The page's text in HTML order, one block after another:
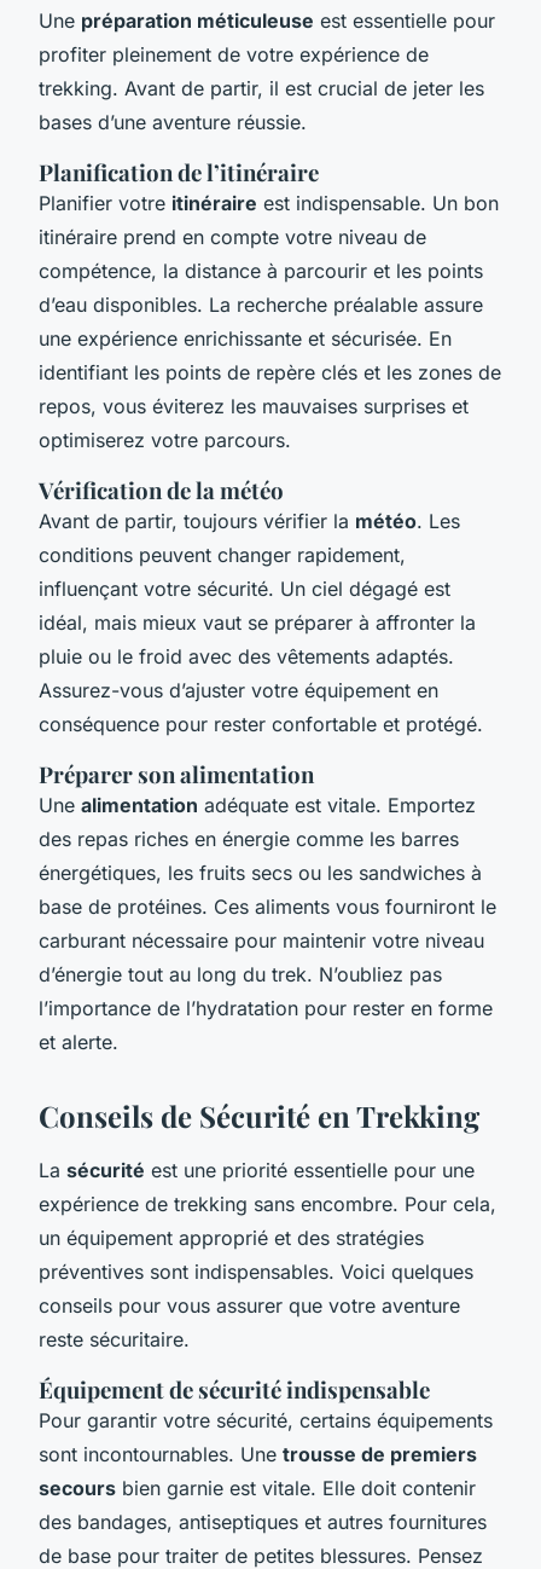
Une préparation méticuleuse est essentielle pour
profiter pleinement de votre expérience de
trekking. Avant de partir, il est crucial de jeter les
bases d’une aventure réussie.
Planification de l’itinéraire
Planifier votre itinéraire est indispensable. Un bon
itinéraire prend en compte votre niveau de
compétence, la distance à parcourir et les points
d’eau disponibles. La recherche préalable assure
une expérience enrichissante et sécurisée. En
identifiant les points de repère clés et les zones de
repos, vous éviterez les mauvaises surprises et
optimiserez votre parcours.
Vérification de la météo
Avant de partir, toujours vérifier la météo. Les
conditions peuvent changer rapidement,
influençant votre sécurité. Un ciel dégagé est
idéal, mais mieux vaut se préparer à affronter la
pluie ou le froid avec des vêtements adaptés.
Assurez-vous d’ajuster votre équipement en
conséquence pour rester confortable et protégé.
Préparer son alimentation
Une alimentation adéquate est vitale. Emportez
des repas riches en énergie comme les barres
énergétiques, les fruits secs ou les sandwiches à
base de protéines. Ces aliments vous fourniront le
carburant nécessaire pour maintenir votre niveau
d’énergie tout au long du trek. N’oubliez pas
l’importance de l’hydratation pour rester en forme
et alerte.
Conseils de Sécurité en Trekking
La sécurité est une priorité essentielle pour une
expérience de trekking sans encombre. Pour cela,
un équipement approprié et des stratégies
préventives sont indispensables. Voici quelques
conseils pour vous assurer que votre aventure
reste sécuritaire.
Équipement de sécurité indispensable
Pour garantir votre sécurité, certains équipements
sont incontournables. Une trousse de premiers
secours bien garnie est vitale. Elle doit contenir
des bandages, antiseptiques et autres fournitures
de base pour traiter de petites blessures. Pensez